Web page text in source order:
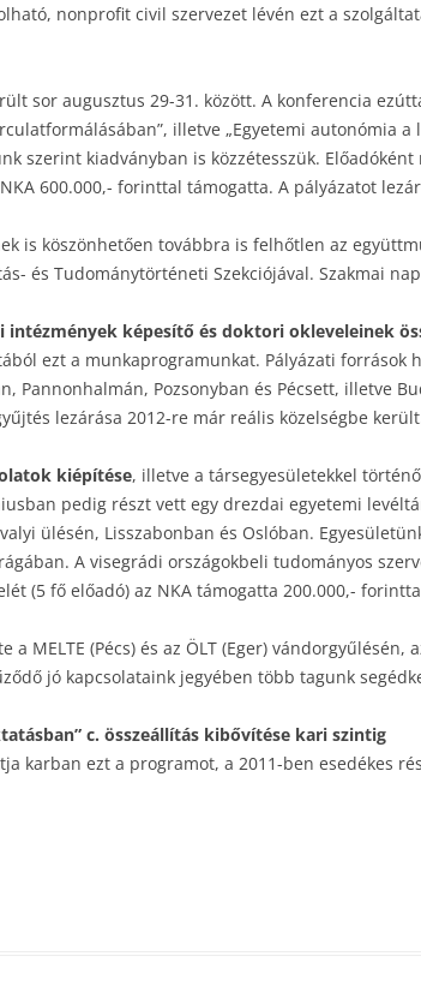
nonprofit civil szervezet lévén ezt a
sor augusztus 29-31. között. A konferencia
illetve „Egyetemi autonómia
szerint kiadványban is közzétesszük.
600.000,- forinttal támogatta. A pályázatot
is köszönhetően továbbra is felhőtlen az
és Tudománytörténeti Szekciójával. Szakmai
intézmények képesítő és doktori okleveleinek
ezt a munkaprogramunkat. Pályázati források
Pannonhalmán, Pozsonyban és Pécsett, illetve
lezárása 2012-re már reális közelségbe
kiépítése, illetve a társegyesületekkel
pedig részt vett egy drezdai egyetemi
ülésén, Lisszabonban és Oslóban.
A visegrádi országokbeli tudományos
(5 fő előadó) az NKA támogatta 200.000,-
a MELTE (Pécs) és az ÖLT (Eger)
jó kapcsolataink jegyében több tagunk
c. összeállítás kibővítése kari szintig
karban ezt a programot, a 2011-ben esedékes